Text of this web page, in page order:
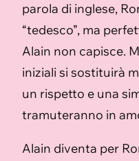
parola di inglese,
“tedesco”, ma
Alain non capisce.
iniziali si sostituirà
un rispetto e una
tramuteranno in
Alain diventa per